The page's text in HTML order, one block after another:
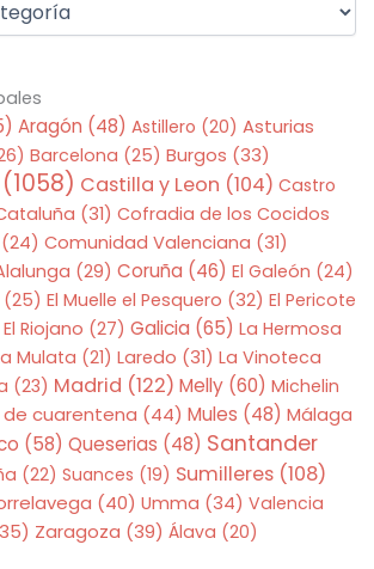
Aragón (48) Astillero (20) Asturias
Barcelona (25) Burgos (33)
(1058) Castilla y Leon (104) Castro
(31) Cofradia de los Cocidos
(24) Comunidad Valenciana (31)
(29) Coruña (46) El Galeón (24)
(25) El Muelle el Pesquero (32) El Pericote
El Riojano (27) Galicia (65) La Hermosa
Mulata (21) Laredo (31) La Vinoteca
(23) Madrid (122) Melly(60) Michelin
de cuarentena (44) Mules (48) Málaga
(58) Queserias (48) Santander
(22) Suances (19) Sumilleres(108)
(40) Umma (34) Valencia
Zaragoza (39) Álava (20)